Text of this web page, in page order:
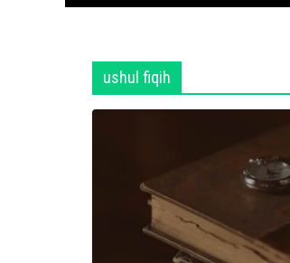
ushul fiqih